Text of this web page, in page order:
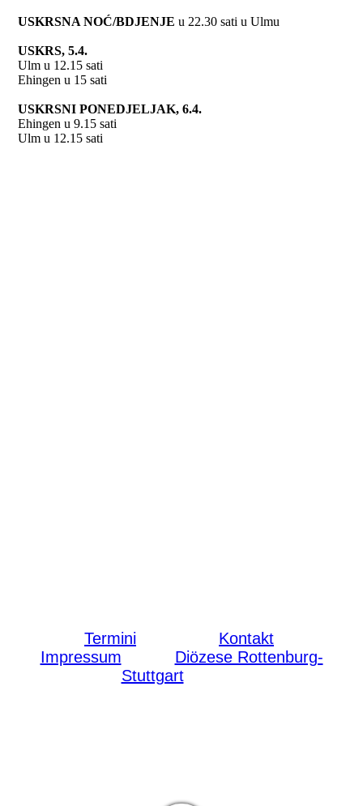
USKRSNA NOĆ/BDJENJEu 22.30 sati u Ulmu
USKRS, 5.4.
Ulm u 12.15 sati
Ehingen u 15 sati
USKRSNI PONEDJELJAK, 6.4.
Ehingen u 9.15 sati
Ulm u 12.15 sati
Termini
Kontakt
Impressum
Diözese Rottenburg-
Stuttgart